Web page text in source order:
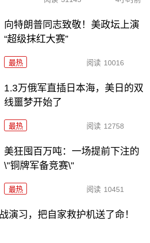
向特朗普同志致敬！美政坛上演
“超级抹红大赛”
最热 阅读 10016
1.3万俄军直插日本海，美日的双
线噩梦开始了
最热 阅读 12758
美狂囤百万吨：一场提前下注的
\"铜牌军备竞赛\"
最热 阅读 10451
演习，把自家救护机送了命！